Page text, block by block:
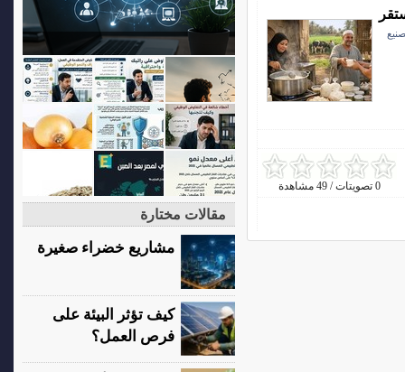
0 تصويتات / 49 مشاهدة
مقالات مختارة
مشاريع خضراء صغيرة
كيف تؤثر البيئة على
فرص العمل؟